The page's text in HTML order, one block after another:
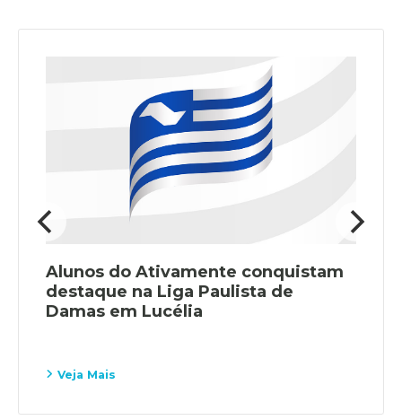
Alunos do Ativamente conquistam
destaque na Liga Paulista de
Damas em Lucélia
Veja Mais